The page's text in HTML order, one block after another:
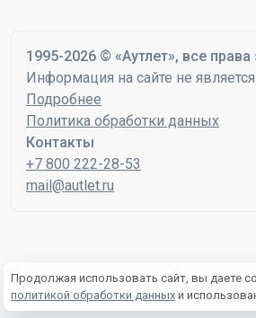
1995-2026 © «Аутлет», все
Информация на сайте не
Подробнее
Политика обработки данных
Контакты
+7 800 222-28-53
mail@autlet.ru
Продолжая использовать сайт, вы даете
политикой обработки данных и